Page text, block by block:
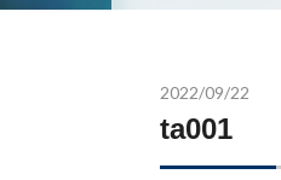
2022/09/22
ta001